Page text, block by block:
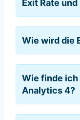
Exit Rate
Wie wird die
Wie finde ich
Analytics 4?